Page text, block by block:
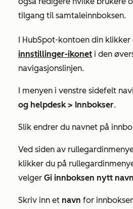
tilgang til samtaleinnboksen.
I HubSpot-kontoen din klikker
innstillinger-ikonet i den
navigasjonslinjen.
I menyen i venstre sidefelt
og helpdesk > Innbokser.
Slik endrer du navnet på
Ved siden av
klikker du på
velger Gi innboksen nytt navn
Skriv inn et navn for